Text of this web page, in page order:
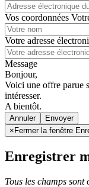
Vos coordonnées
Votre adresse
Message
Bonjour,
Voici une offre parue
intéresser.
A bientôt.
Annuler
× Fermer la fenêtre
Enregistrer
Tous les champs sont